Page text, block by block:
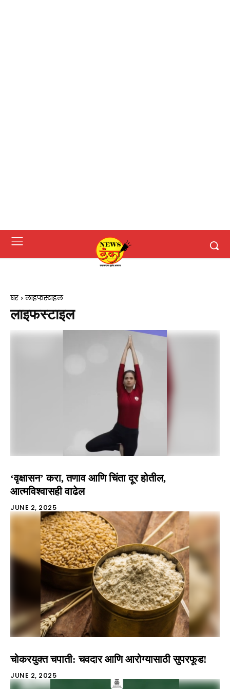
घर लाइफस्टाइल
लाइफस्टाइल
‘वृक्षासन’ करा, तणाव आणि चिंता दूर होतील,
आत्मविश्वासही वाढेल
JUNE 2, 2025
चोकरयुक्त चपाती: चवदार आणि आरोग्यासाठी सुपरफूड!
JUNE 2, 2025